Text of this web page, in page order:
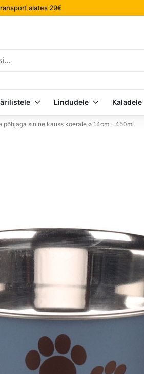
alates 29€
Lindudele Kaladele
põhjaga sinine kauss koerale ø 14cm - 450ml